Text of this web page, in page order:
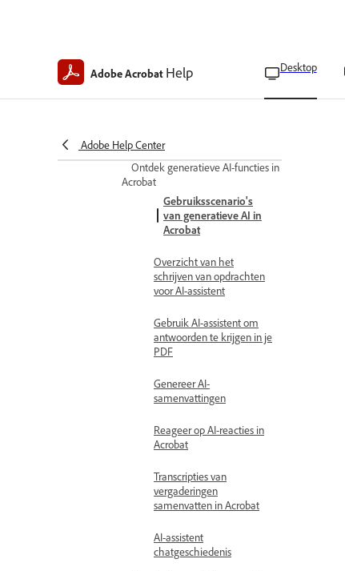
Adobe Acrobat Help Desktop
Adobe Help Center
Over podcasts in adobe
acrobat
Ontdek generatieve AI-functies in
Acrobat
Gebruiksscenario's
van generatieve AI in
Acrobat
Overzicht van het
schrijven van opdrachten
voor AI-assistent
Gebruik AI-assistent om
antwoorden te krijgen in je
PDF
Genereer AI-
samenvattingen
Reageer op AI-reacties in
Acrobat
Transcripties van
vergaderingen
samenvatten in Acrobat
AI-assistent
chatgeschiedenis